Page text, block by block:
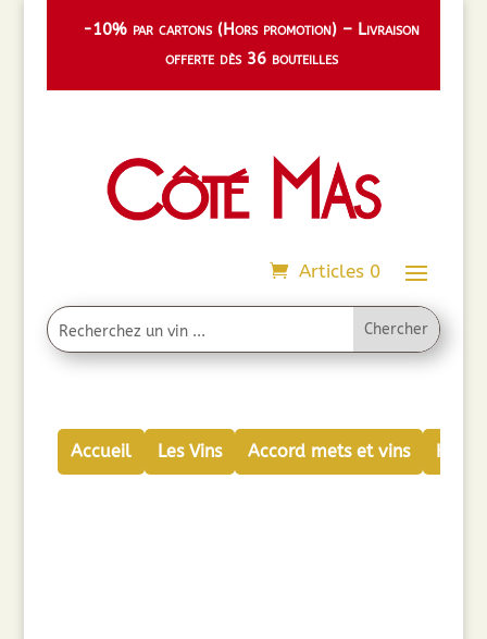
-10% par cartons (Hors promotion) – Livraison
offerte dès 36 bouteilles
Articles 0
Accueil Les Vins Accord mets et vins